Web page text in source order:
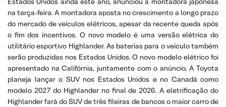
na terça-feira. A montadora aposta no crescimento a longo prazo
do mercado de veículos elétricos, apesar da recente queda após
o fim dos incentivos. O novo modelo é uma versão elétrica do
utilitário esportivo Highlander. As baterias para o veículo também
serão produzidas nos Estados Unidos. O novo modelo elétrico foi
apresentado na Califórnia, juntamente com o anúncio. A Toyota
planeja lançar o SUV nos Estados Unidos e no Canadá como
modelo 2027 do Highlander no final de 2026. A eletrificação do
Highlander fará do SUV de três fileiras de bancos o maior carro de